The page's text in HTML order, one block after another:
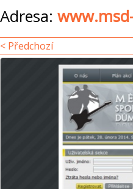
Adresa:
< Předchozí